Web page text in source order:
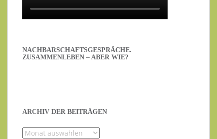
NACHBARSCHAFTSGESPRÄCHE.
ZUSAMMENLEBEN – ABER WIE?
ARCHIV DER BEITRÄGEN
Archiv